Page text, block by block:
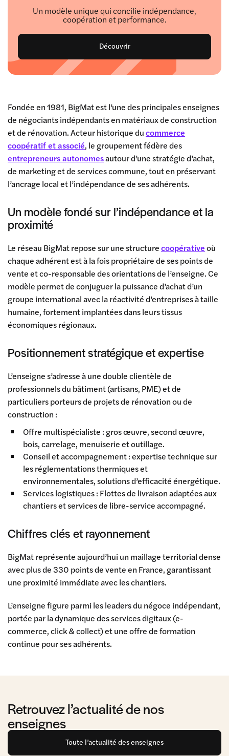
Un modèle unique qui concilie indépendance,
coopération et performance.
Découvrir
Fondée en 1981, BigMat est l’une des principales enseignes
de négociants indépendants en matériaux de construction
et de rénovation. Acteur historique ducommerce
coopératif et associé, le groupement fédère des
entrepreneurs autonomesautour d’une stratégie d’achat,
de marketing et de services commune, tout en préservant
l’ancrage local et l’indépendance de ses adhérents.
Un modèle fondé sur l’indépendance et la
proximité
Le réseau BigMat repose sur une structurecoopérativeoù
chaque adhérent est à la fois propriétaire de ses points de
vente et co-responsable des orientations de l’enseigne. Ce
modèle permet de conjuguer la puissance d’achat d’un
groupe international avec la réactivité d’entreprises à taille
humaine, fortement implantées dans leurs tissus
économiques régionaux.
Positionnement stratégique et expertise
L’enseigne s’adresse à une double clientèle de
professionnels du bâtiment (artisans, PME) et de
particuliers porteurs de projets de rénovation ou de
construction :
Offre multispécialiste : gros œuvre, second œuvre,
bois, carrelage, menuiserie et outillage.
Conseil et accompagnement : expertise technique sur
les réglementations thermiques et
environnementales, solutions d’efficacité énergétique.
Services logistiques : Flottes de livraison adaptées aux
chantiers et services de libre-service accompagné.
Chiffres clés et rayonnement
BigMat représente aujourd’hui un maillage territorial dense
avec plus de 330 points de vente en France, garantissant
une proximité immédiate avec les chantiers.
L’enseigne figure parmi les leaders du négoce indépendant,
portée par la dynamique des services digitaux (e-
commerce, click & collect) et une offre de formation
continue pour ses adhérents.
Retrouvez l’actualité de nos
enseignes
Toute l’actualité des enseignes